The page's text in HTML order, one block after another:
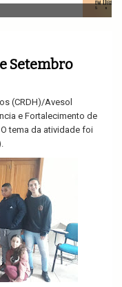
Setembro
(CRDH)/Avesol
e Fortalecimento de
tema da atividade foi